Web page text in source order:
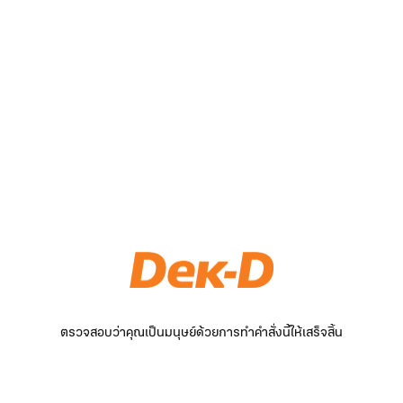
ตรวจสอบว่าคุณเป็นมนุษย์ด้วยการทำคำสั่งนี้ให้เสร็จสิ้น